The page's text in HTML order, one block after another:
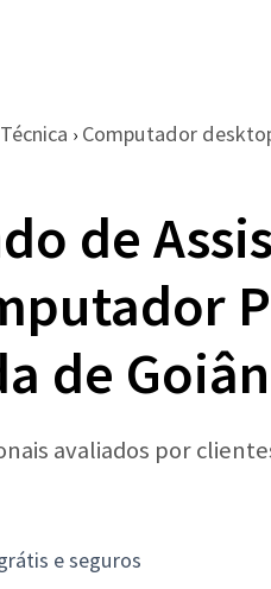
› Computador
de
de
avaliados por
e seguros